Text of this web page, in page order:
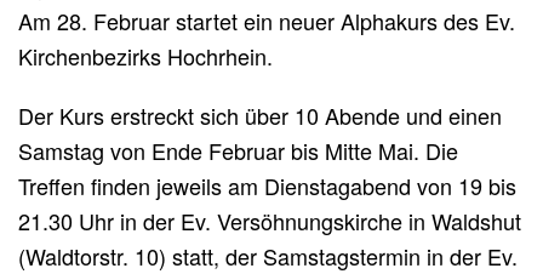
Am 28. Februar startet ein neuer Alphakurs des Ev.
Kirchenbezirks Hochrhein.
Der Kurs erstreckt sich über 10 Abende und einen
Samstag von Ende Februar bis Mitte Mai. Die
Treffen finden jeweils am Dienstagabend von 19 bis
21.30 Uhr in der Ev. Versöhnungskirche in Waldshut
(Waldtorstr. 10) statt, der Samstagstermin in der Ev.